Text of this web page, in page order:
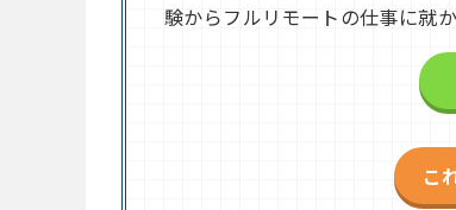
験からフルリモートの仕事に就
こ